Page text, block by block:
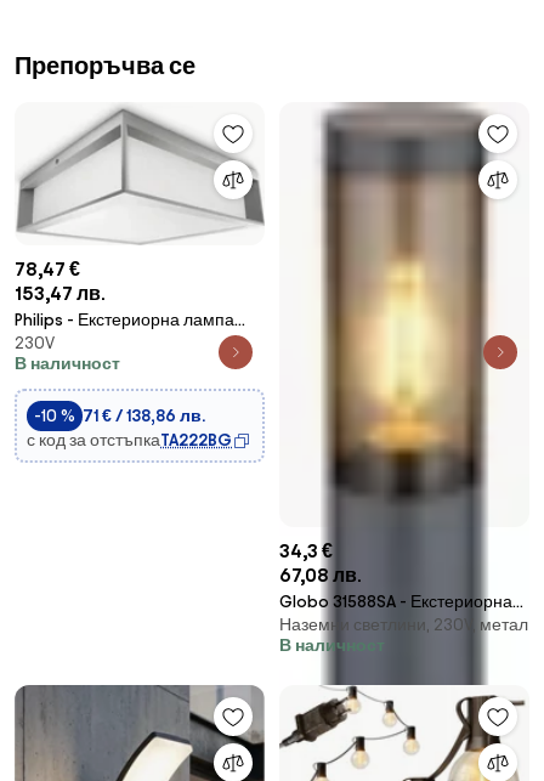
Препоръчва се
78,47 €
153,47 лв.
Philips - Екстериорна лампа
SKIES 2xE27/14W/230V IP44 сива
230V
В наличност
-10 % 71 € / 138,86 лв.
с код за отстъпкаTA222BG
34,3 €
67,08 лв.
Globo 31588SA - Екстериорна
лампа BOSTON
1xE27/23W/230V IP44
Наземни светлини, 230V, метал
В наличност